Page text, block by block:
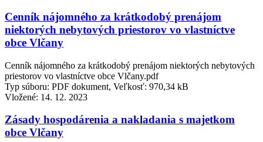
Cenník nájomného za krátkodobý prenájom
niektorých nebytových priestorov vo vlastníctve
obce Vlčany
Cenník nájomného za krátkodobý prenájom niektorých nebytových
priestorov vo vlastníctve obce Vlčany.pdf
Typ súboru: PDF dokument, Veľkosť: 970,34 kB
Vložené: 14. 12. 2023
Zásady hospodárenia a nakladania s majetkom
obce Vlčany